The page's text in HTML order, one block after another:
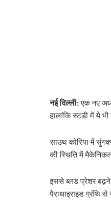
नई दिल्ली:एक नए
हालांकि स्टडी में ये
साउथ कोरिया में
की स्थिति में
इससे ब्लड प्रेशर बढ़ने के
पैराथाइराइड ग्रंथि